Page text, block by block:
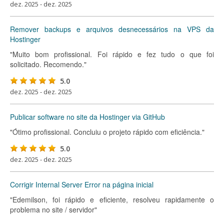
dez. 2025 - dez. 2025
Remover backups e arquivos desnecessários na VPS da
Hostinger
"Muito bom profissional. Foi rápido e fez tudo o que foi
solicitado. Recomendo."
5.0
dez. 2025 - dez. 2025
Publicar software no site da Hostinger via GitHub
"Ótimo profissional. Concluiu o projeto rápido com eficiência."
5.0
dez. 2025 - dez. 2025
Corrigir Internal Server Error na página inicial
"Edemilson, foi rápido e eficiente, resolveu rapidamente o
problema no site / servidor"